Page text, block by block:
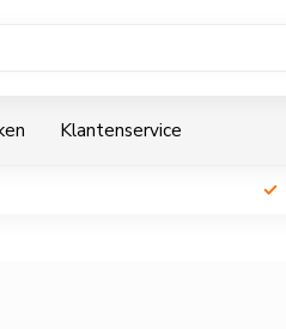
Klantenservice